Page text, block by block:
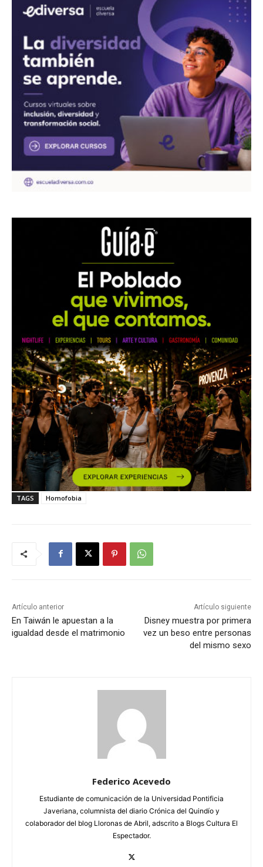
TAGS Homofobia
Artículo anterior
En Taiwán le apuestan a la
igualdad desde el matrimonio
Artículo siguiente
Disney muestra por primera
vez un beso entre personas
del mismo sexo
Federico Acevedo
Estudiante de comunicación de la Universidad Pontificia
Javeriana, columnista del diario Crónica del Quindío y
colaborador del blog Lloronas de Abril, adscrito a Blogs Cultura El
Espectador.